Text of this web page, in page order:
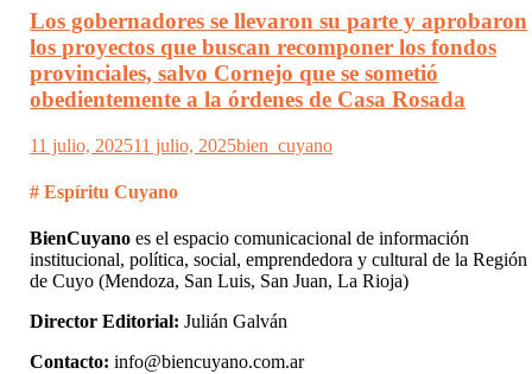
Los gobernadores se llevaron su parte y aprobaron
los proyectos que buscan recomponer los fondos
provinciales, salvo Cornejo que se sometió
obedientemente a la órdenes de Casa Rosada
11 julio, 202511 julio, 2025bien_cuyano
# Espíritu Cuyano
BienCuyano es el espacio comunicacional de información
institucional, política, social, emprendedora y cultural de la Región
de Cuyo (Mendoza, San Luis, San Juan, La Rioja)
Director Editorial: Julián Galván
Contacto: info@biencuyano.com.ar